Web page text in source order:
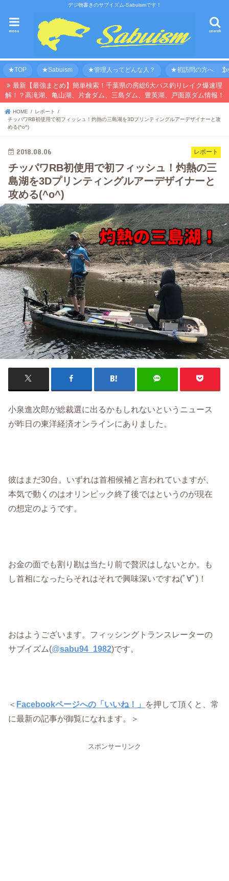
デジ物書きのサブイズム-Sabuismです！
search
menu
★TOP ★Sabuism ★管理人ってどんな人？ ★初訪問の方へ 【
最新【最強まとめ】簡単検索！千葉県の房総6大バス釣りレイク爆速理
解！？高滝湖、亀山湖、片倉ダム、三島ダム、豊英湖、戸面原ダム情報！
HOME
レポート
チッパワRB初使用で初フィッシュ！灼熱の三島湖を3Dプリンティングルアーデザイナーと攻
める(^o^)
レポート
2018.08.06
チッパワRB初使用で初フィッシュ！灼熱の三
島湖を3Dプリンティングルアーデザイナーと
攻める(^o^)
小泉進次郎が総裁選に出るかもしれないというニュース
が昨日の東洋経済オンラインにありました。
彼はまだ30台。いずれは首相候補と言われていますが、
本気で動くのはオリンピック終了後ではというのが現在
の想定のようです。
お金の面でも割り勘は当たり前で贅沢はしないとか。も
し首相になったらそれはそれで興味深いですね(ﾟ∀ﾟ)！
おはようございます。フィッシングトランスレーターの
サブイズム(@sabu94_1982)です。
＜ Facebookページへの「いいね！」 を押して頂くと、常
に最新の記事が御覧になれます。＞
スポンサーリンク